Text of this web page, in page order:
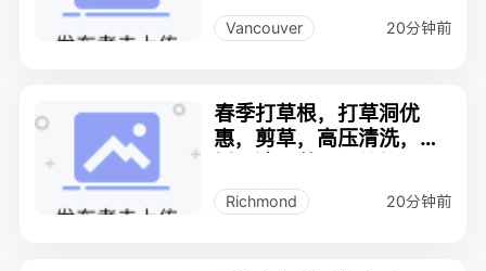
Vancouver 20分钟前
春季打草根，打草洞优
惠，剪草，高压清洗，修
理，做事认真靠谱！
Richmond 20分钟前